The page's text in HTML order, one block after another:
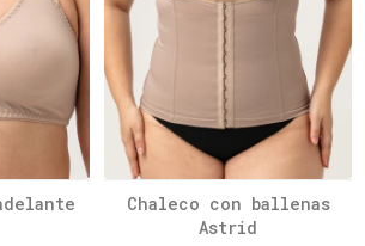
Chaleco con ballenas
Astrid